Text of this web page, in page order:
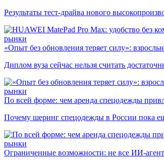
Результаты тест-драйва нового
рынки
«Опыт без обновления теряет силу»:
Диплом вуза сейчас нельзя считать
рынки
По всей форме: чем аренда спецодежды
Почему шеринг спецодежды в России пока
рынки
Ограниченные возможности: не все ИИ-